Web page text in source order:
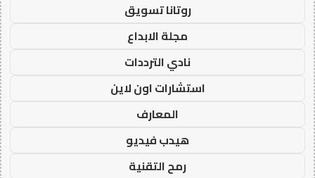
روتانا تسويق
مجلة الابداع
نادي الترددات
استشارات اون لاين
المعارف
هيدب فيديو
رمح التقنية